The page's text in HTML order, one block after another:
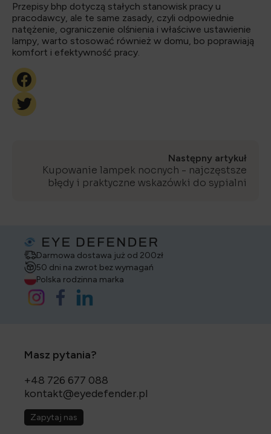
Przepisy bhp dotyczą stałych stanowisk pracy u
pracodawcy, ale te same zasady, czyli odpowiednie
natężenie, ograniczenie olśnienia i właściwe ustawienie
lampy, warto stosować również w domu, bo poprawiają
komfort i efektywność pracy.
Następny artykuł
Kupowanie lampek nocnych - najczęstsze
błędy i praktyczne wskazówki do sypialni
Darmowa dostawa już od 200zł
50 dni na zwrot bez wymagań
Polska rodzinna marka
Masz pytania?
+48 726 677 088
kontakt@eyedefender.pl
Zapytaj nas